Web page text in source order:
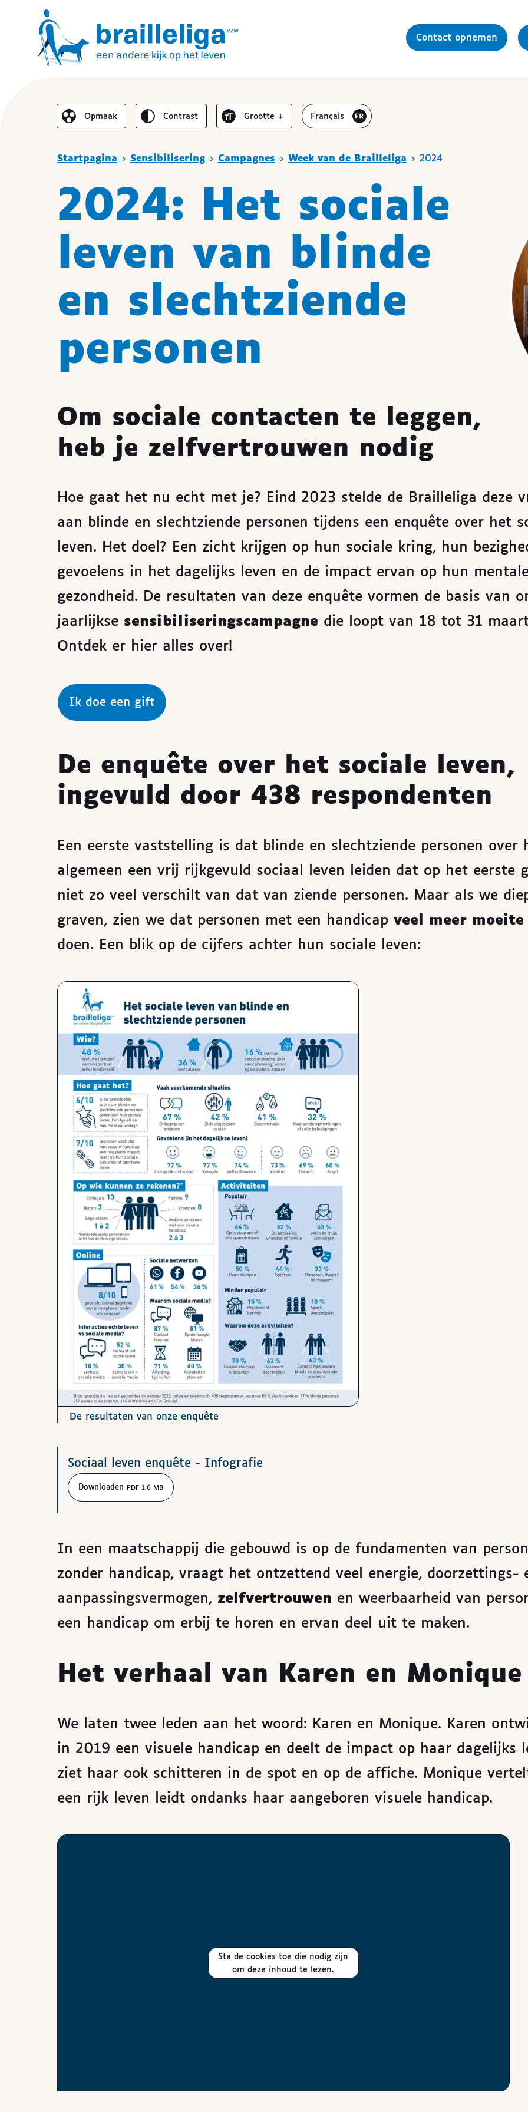
Opmaak
De lay-out vereenvoudigen
Omgekeerd
contrast Letter
grootte vergroten
+ Visiter le site en
Français
Contact opnemen
Je bent hier
Startpagina Sensibilisering Campagnes Week van de Brailleliga 2024
2024: Het sociale
leven van blinde
en slechtziende
personen
Om sociale contacten te leggen,
heb je zelfvertrouwen nodig
Hoe gaat het nu echt met je? Eind 2023 stelde de Brailleliga deze
aan blinde en slechtziende personen tijdens een enquête over het
leven. Het doel? Een zicht krijgen op hun sociale kring, hun
gevoelens in het dagelijks leven en de impact ervan op hun
gezondheid. De resultaten van deze enquête vormen de basis van
jaarlijkse sensibiliseringscampagne die loopt van 18 tot 31
Ontdek er hier alles over!
Ik doe een gift
De enquête over het sociale leven,
ingevuld door 438 respondenten
Een eerste vaststelling is dat blinde en slechtziende personen over
algemeen een vrij rijkgevuld sociaal leven leiden dat op het eerste
niet zo veel verschilt van dat van ziende personen. Maar als we
graven, zien we dat personen met een handicap veel meer moeite
doen. Een blik op de cijfers achter hun sociale leven:
De resultaten van onze enquête
Downloads
Sociaal leven enquête - Infografie
Downloaden PDF 1.6 MB
In een maatschappij die gebouwd is op de fundamenten van
zonder handicap, vraagt het ontzettend veel energie, doorzettings-
aanpassingsvermogen, zelfvertrouwen en weerbaarheid van
een handicap om erbij te horen en ervan deel uit te maken.
Het verhaal van Karen en Monique
We laten twee leden aan het woord: Karen en Monique. Karen
in 2019 een visuele handicap en deelt de impact op haar dagelijks
ziet haar ook schitteren in de spot en op de affiche. Monique
een rijk leven leidt ondanks haar aangeboren visuele handicap.
Sta de cookies toe die nodig zijn
om deze inhoud te lezen.